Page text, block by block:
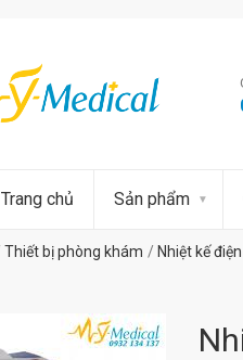
Trang chủ Sản phẩm
Thiết bị phòng khám Nhiệt kế